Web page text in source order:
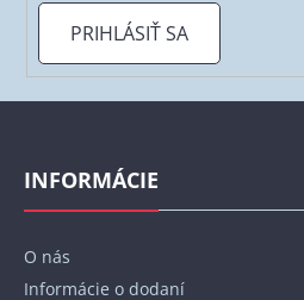
ý
p
PRIHLÁSIŤ SA
INFORMÁCIE
O nás
Informácie o dodaní